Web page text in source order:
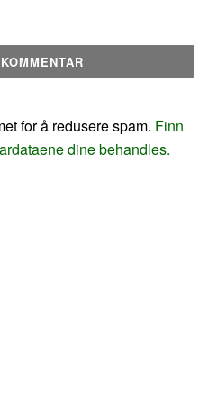
for å redusere spam. Finn
dine behandles.